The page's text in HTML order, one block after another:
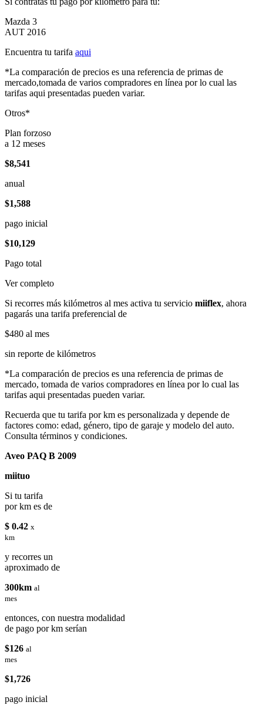
Mazda 3
AUT 2016
Encuentra tu tarifa aqui
*La comparación de precios es una referencia de primas de
mercado,tomada de varios compradores en línea por lo cual las
tarifas aqui presentadas pueden variar.
Otros*
Plan forzoso
a 12 meses
$8,541
anual
$1,588
pago inicial
$10,129
Pago total
Ver completo
Si recorres más kilómetros al mes activa tu servicio miiflex, ahora
pagarás una tarifa preferencial de
$480 al mes
sin reporte de kilómetros
*La comparación de precios es una referencia de primas de
mercado, tomada de varios compradores en línea por lo cual las
tarifas aqui presentadas pueden variar.
Recuerda que tu tarifa por km es personalizada y depende de
factores como: edad, género, tipo de garaje y modelo del auto.
Consulta términos y condiciones.
Aveo PAQ B 2009
miituo
Si tu tarifa
por km es de
$ 0.42 x
km
y recorres un
aproximado de
300km al
mes
entonces, con nuestra modalidad
de pago por km serían
$126 al
mes
$1,726
pago inicial